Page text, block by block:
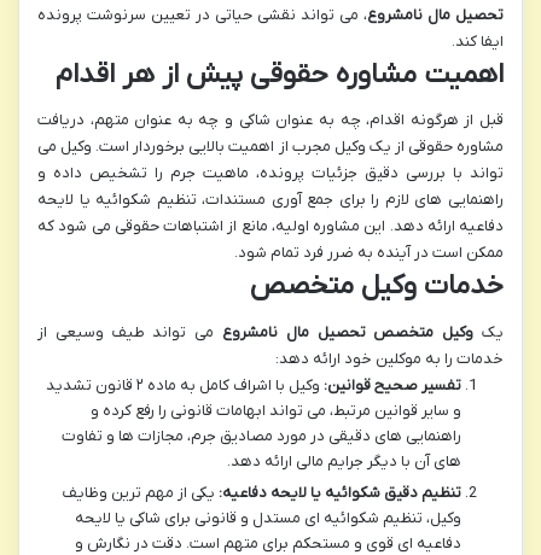
تحصیل مال نامشروع، می تواند نقشی حیاتی در تعیین سرنوشت پرونده
ایفا کند.
اهمیت مشاوره حقوقی پیش از هر اقدام
قبل از هرگونه اقدام، چه به عنوان شاکی و چه به عنوان متهم، دریافت
مشاوره حقوقی از یک وکیل مجرب از اهمیت بالایی برخوردار است. وکیل می
تواند با بررسی دقیق جزئیات پرونده، ماهیت جرم را تشخیص داده و
راهنمایی های لازم را برای جمع آوری مستندات، تنظیم شکوائیه یا لایحه
دفاعیه ارائه دهد. این مشاوره اولیه، مانع از اشتباهات حقوقی می شود که
ممکن است در آینده به ضرر فرد تمام شود.
خدمات وکیل متخصص
یک وکیل متخصص تحصیل مال نامشروع می تواند طیف وسیعی از
خدمات را به موکلین خود ارائه دهد:
تفسیر صحیح قوانین:
وکیل با اشراف کامل به ماده ۲ قانون تشدید
و سایر قوانین مرتبط، می تواند ابهامات قانونی را رفع کرده و
راهنمایی های دقیقی در مورد مصادیق جرم، مجازات ها و تفاوت
های آن با دیگر جرایم مالی ارائه دهد.
تنظیم دقیق شکوائیه یا لایحه دفاعیه: یکی از مهم ترین وظایف
وکیل، تنظیم شکوائیه ای مستدل و قانونی برای شاکی یا لایحه
دفاعیه ای قوی و مستحکم برای متهم است. دقت در نگارش و